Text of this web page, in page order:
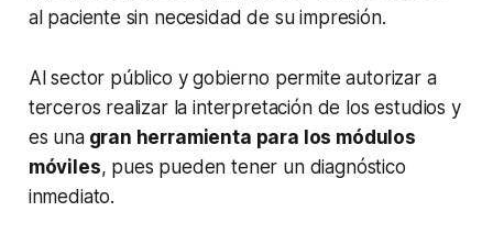
al paciente sin necesidad de su impresión.
Al sector público y gobierno permite autorizar a
terceros realizar la interpretación de los estudios y
es unagran herramienta para los módulos
móviles, pues pueden tener un diagnóstico
inmediato.